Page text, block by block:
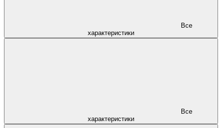
характеристики
характеристики